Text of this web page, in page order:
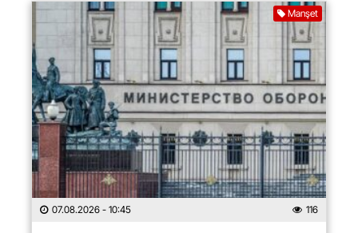
Manşet
07.08.2026 - 10:45 116